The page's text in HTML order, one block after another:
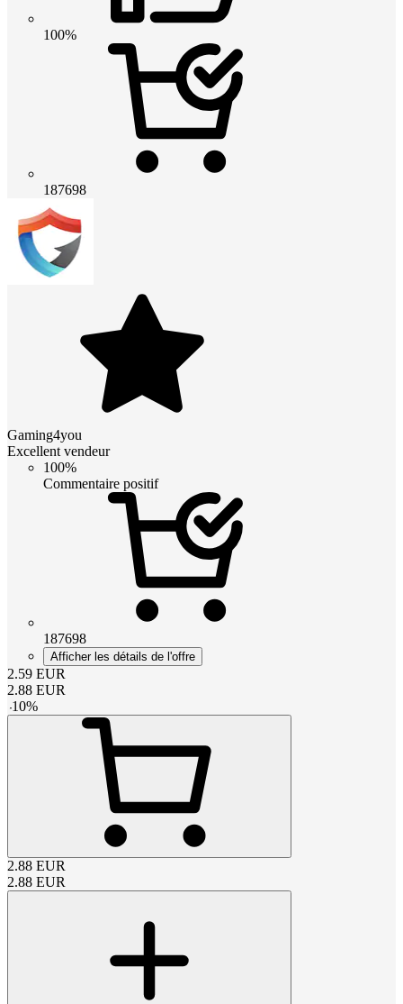
100%
187698
Gaming4you
Excellent vendeur
100%
Commentaire positif
187698
Afficher les détails de l'offre
2.59 EUR
2.88 EUR
-10%
2.88 EUR
2.88 EUR